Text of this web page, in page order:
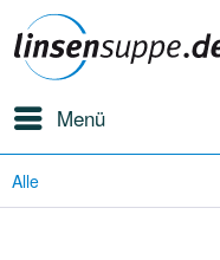
Menü
Alle